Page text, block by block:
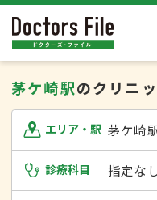
茅ケ崎駅のクリニ
エリア・駅 茅ケ崎
診療科目 指定な